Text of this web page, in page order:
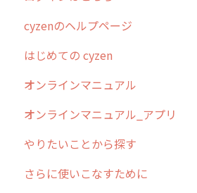
cyzenのヘルプページ
はじめての cyzen
0. はじめてのcyzenの使い方
1. cyzenについて知ろう
2. 主要機能の概要
3. cyzenの位置情報取得について
オンラインマニュアル
管理サイトの使い始め
ユーザー・グループ管理
行動管理
オンラインマニュアル_アプリ
アプリの使い始め
ホーム画面
やりたいことから探す
行動管理
さらに使いこなすために